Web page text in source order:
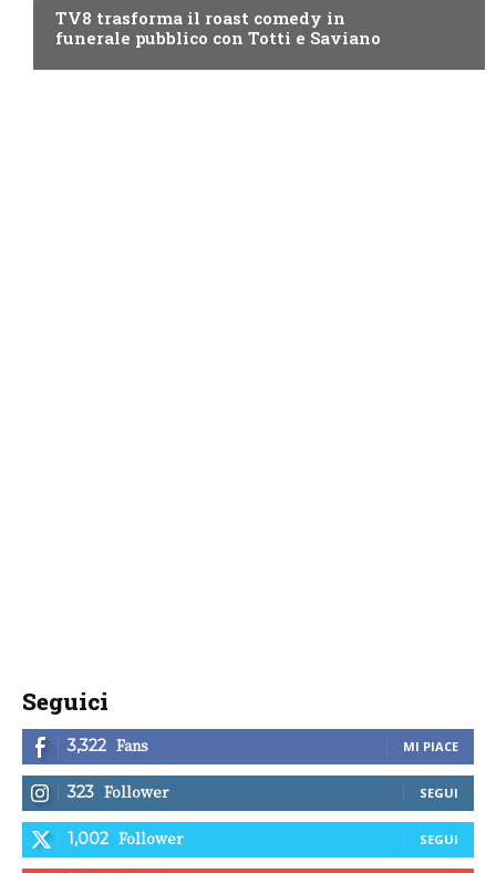
TV8 trasforma il roast comedy in
funerale pubblico con Totti e Saviano
Seguici
3,322 Fans MI PIACE
323 Follower SEGUI
1,002 Follower SEGUI